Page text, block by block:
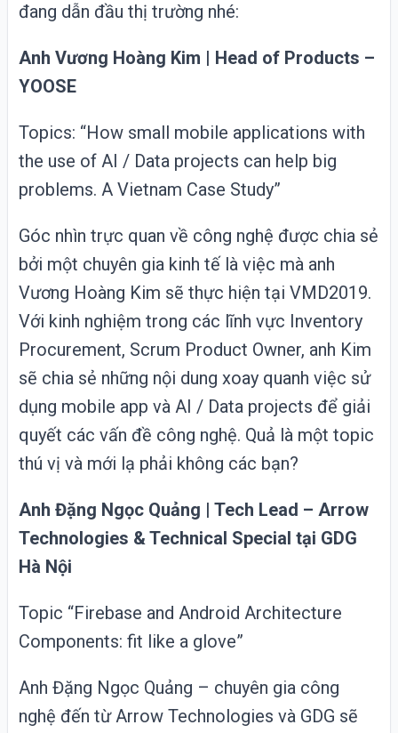
đang dẫn đầu thị trường nhé:
Anh Vương Hoàng Kim | Head of Products –
YOOSE
Topics: “How small mobile applications with
the use of AI / Data projects can help big
problems. A Vietnam Case Study”
Góc nhìn trực quan về công nghệ được chia sẻ
bởi một chuyên gia kinh tế là việc mà anh
Vương Hoàng Kim sẽ thực hiện tại VMD2019.
Với kinh nghiệm trong các lĩnh vực Inventory
Procurement, Scrum Product Owner, anh Kim
sẽ chia sẻ những nội dung xoay quanh việc sử
dụng mobile app và AI / Data projects để giải
quyết các vấn đề công nghệ. Quả là một topic
thú vị và mới lạ phải không các bạn?
Anh Đặng Ngọc Quảng | Tech Lead – Arrow
Technologies & Technical Special tại GDG
Hà Nội
Topic “Firebase and Android Architecture
Components: fit like a glove”
Anh Đặng Ngọc Quảng – chuyên gia công
nghệ đến từ Arrow Technologies và GDG sẽ